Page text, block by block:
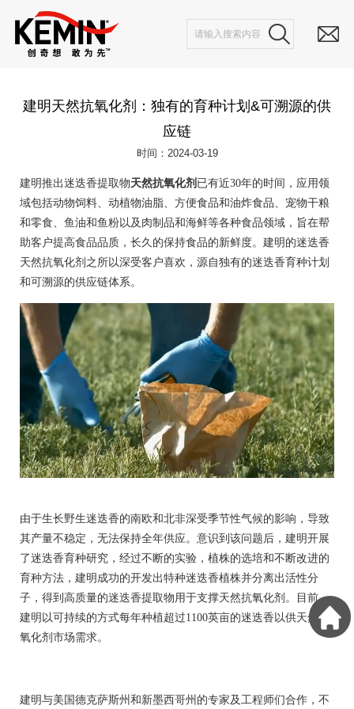
建明天然抗氧化剂：独有的育种计划&可溯源的供
应链
时间：2024-03-19
建明推出迷迭香提取物天然抗氧化剂 已有近30年的时间，应用领
域包括动物饲料、动植物油脂、方便食品和油炸食品、宠物干粮
和零食、鱼油和鱼粉以及肉制品和海鲜等各种食品领域，旨在帮
助客户提高食品品质，长久的保持食品的新鲜度。建明的迷迭香
天然抗氧化剂之所以深受客户喜欢，源自独有的迷迭香育种计划
和可溯源的供应链体系。
由于生长野生迷迭香的南欧和北非深受季节性气候的影响，导致
其产量不稳定，无法保持全年供应。意识到该问题后，建明开展
了迷迭香育种研究，经过不断的实验，植株的选培和不断改进的
育种方法，建明成功的开发出特种迷迭香植株并分离出活性分
子，得到高质量的迷迭香提取物用于支撑天然抗氧化剂。目前，
建明以可持续的方式每年种植超过1100英亩的迷迭香以供天然抗
氧化剂市场需求。
建明与美国德克萨斯州和新墨西哥州的专家及工程师们合作，不